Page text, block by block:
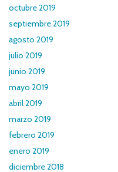
octubre 2019
septiembre 2019
agosto 2019
julio 2019
junio 2019
mayo 2019
abril 2019
marzo 2019
febrero 2019
enero 2019
diciembre 2018